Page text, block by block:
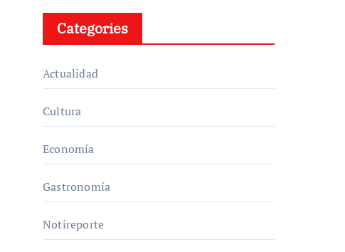
Categories
Actualidad
Cultura
Economía
Gastronomía
Notireporte